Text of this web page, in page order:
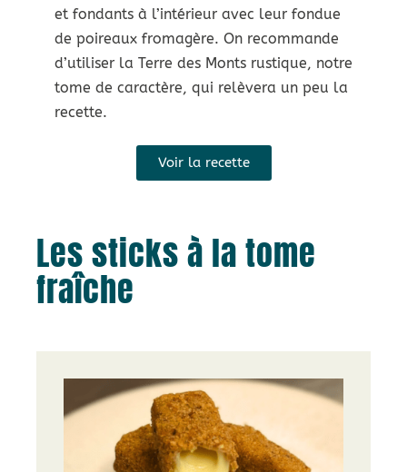
et fondants à l’intérieur avec leur fondue
de poireaux fromagère. On recommande
d’utiliser la Terre des Monts rustique, notre
tome de caractère, qui relèvera un peu la
recette.
Voir la recette
Les sticks à la tome
fraîche